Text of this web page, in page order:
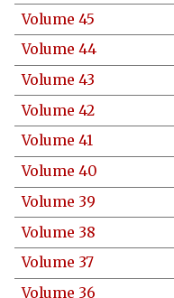
Volume 45
Volume 44
Volume 43
Volume 42
Volume 41
Volume 40
Volume 39
Volume 38
Volume 37
Volume 36